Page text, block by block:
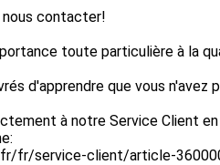
nous contacter!
toute particulière à la
d'apprendre que vous
à notre Service Client
fr/service-client/article-